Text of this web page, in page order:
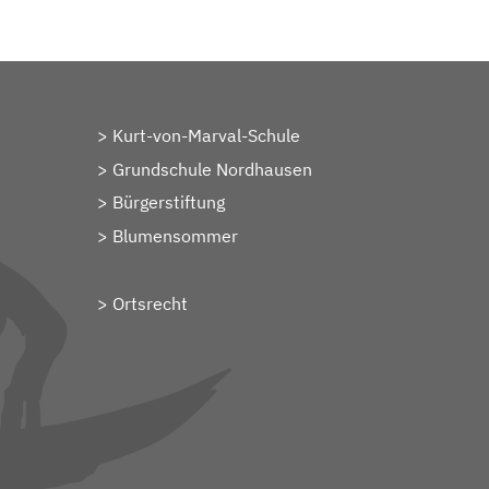
Kurt-von-Marval-Schule
Grundschule Nordhausen
Bürgerstiftung
Blumensommer
Ortsrecht